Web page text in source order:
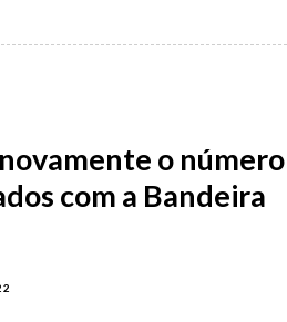
o número
com a Bandeira